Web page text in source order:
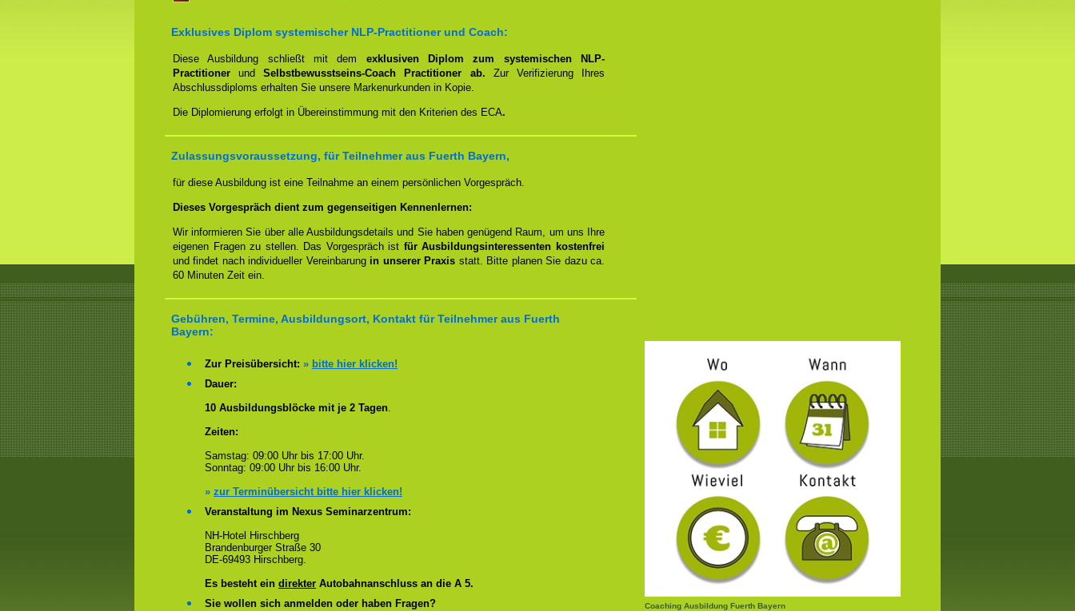
Exklusives Diplom systemischer NLP-Practitioner und Coach:
Diese Ausbildung schließt mit dem exklusiven Diplom zum systemischen NLP-
Practitioner undSelbstbewusstseins-Coach Practitioner ab. Zur Verifizierung Ihres
Abschlussdiploms erhalten Sie unsere Markenurkunden in Kopie.
Die Diplomierung erfolgt in Übereinstimmung mit den Kriterien des ECA.
Zulassungsvoraussetzung, für Teilnehmer aus Fuerth Bayern,
für diese Ausbildung ist eine Teilnahme an einem persönlichen Vorgespräch.
Dieses Vorgespräch dient zum gegenseitigen Kennenlernen:
Wir informieren Sie über alle Ausbildungsdetails und Sie haben genügend Raum, um uns Ihre
eigenen Fragen zu stellen. Das Vorgespräch ist für Ausbildungsinteressenten kostenfrei
und findet nach individueller Vereinbarung in unserer Praxis statt. Bitte planen Sie dazu ca.
60 Minuten Zeit ein.
Gebühren, Termine, Ausbildungsort, Kontakt für Teilnehmer aus Fuerth
Bayern:
Coaching Ausbildung Fuerth Bayern
Zur Preisübersicht: » bitte hier klicken!
Dauer:
10 Ausbildungsblöcke mit je 2 Tagen.
Zeiten:
Samstag: 09:00 Uhr bis 17:00 Uhr.
Sonntag: 09:00 Uhr bis 16:00 Uhr.
» zur Terminübersicht bitte hier klicken!
Veranstaltung im Nexus Seminarzentrum:
NH-Hotel Hirschberg
Brandenburger Straße 30
DE-69493 Hirschberg.
Es besteht ein direkter Autobahnanschluss an die A 5.
Sie wollen sich anmelden oder haben Fragen?